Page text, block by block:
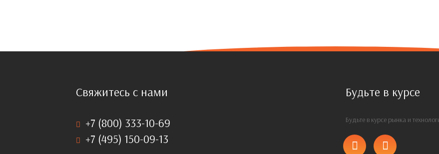
Свяжитесь с нами
+7 (800) 333-10-69
+7 (495) 150-09-13
Будьте в курсе
Будьте в курсе рынка и